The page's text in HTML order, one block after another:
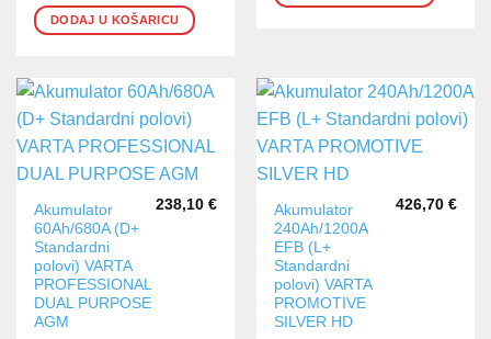
DODAJ U KOŠARICU
Akumulator
60Ah/680A (D+
Standardni
polovi) VARTA
PROFESSIONAL
DUAL PURPOSE
AGM
238,10 €
Akumulator
240Ah/1200A
EFB (L+
Standardni
polovi) VARTA
PROMOTIVE
SILVER HD
426,70 €